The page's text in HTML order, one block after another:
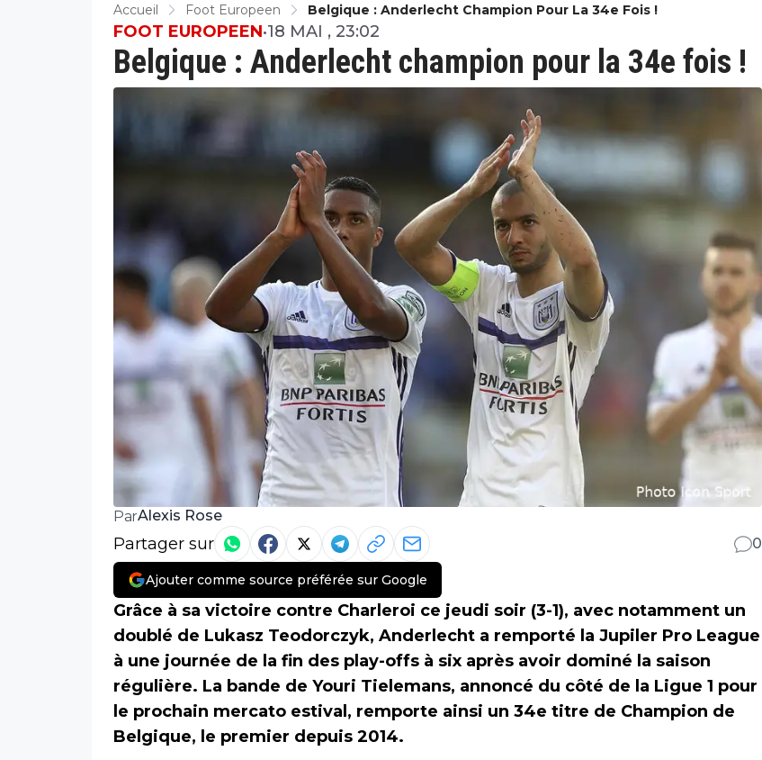
Accueil Foot Europeen Belgique : Anderlecht Champion Pour La 34e Fois !
Belgique : Anderlecht champion pour la 34e fois !
FOOT EUROPEEN•18 MAI , 23:02
ParAlexis Rose
Partager sur 0
Ajouter comme source préférée sur Google
Grâce à sa victoire contre Charleroi ce jeudi soir (3-1), avec notamment un
doublé de Lukasz Teodorczyk, Anderlecht a remporté la Jupiler Pro League
à une journée de la fin des play-offs à six après avoir dominé la saison
régulière. La bande de Youri Tielemans, annoncé du côté de la Ligue 1 pour
le prochain mercato estival, remporte ainsi un 34e titre de Champion de
Belgique, le premier depuis 2014.